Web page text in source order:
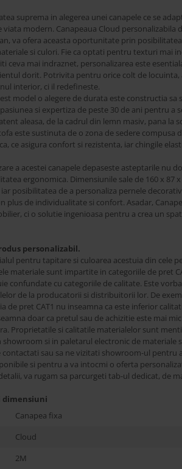
suprema in alegerea unei canapele ce se
modern. Canapeaua Cloud personalizabila
va ofera aceasta oportunitate prin
si culori. Fie ca optati pentru texturi mai
ceva mai indraznet, personalizarea este
dorit. Potrivita pentru orice colt de locuinta,
interior, ci il redefineste.
model o alegere de durata este constructia
si expertiza de peste 30 de ani pentru a
aleasa, de la cadrul din lemn masiv, pana la
este sustinuta de o zona de sedere compusa
ce asigura confort si rezistenta, iar chingile
a acestei canapele depaseste asteptarile nu
ergonomica. Dimensiunile sale de 160 x 87
posibilitatea de a personaliza pernele
plus de individualitate si confort. Asadar,
ci o solutie ingenioasa pentru a crea un
personalizabil.
pentru tapitare si culoarea acestuia din cele
materiale sunt impartite in categoriile de pret
confundate cu categoriile de calitate. Este
de la producatorii si distribuitorii lor. De
de pret CAT1 nu inseamna ca este inferior
doar ca pretul sau de achizitie este mai
Proprietatile si calitatile materialelor sunt
showroom si in paletarul electronic de materiale
contactati sau sa ne vizitati showroom-ul pentru
si pentru a va intocmi o oferta
va rugam sa parcurgeti tab-ul dedicat, de
dimensiuni
Canapea fixa
Cloud
2M